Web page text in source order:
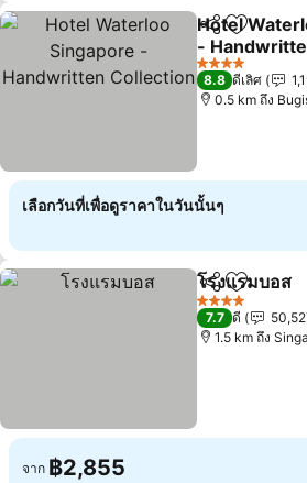
แชร์ เพิ่มในร
Hotel
-
ดูราคา
4 ดาว
8.8 ดีเลิศ
0.5 km ถึง
เลือกวันที่เพื่อดูราคาในวันนั้นๆ
แชร์ เพิ่มในรา
โรงแรมบอส
4 ดาว
7.7 ดี
1.5 km ถึง
จาก ฿2,855